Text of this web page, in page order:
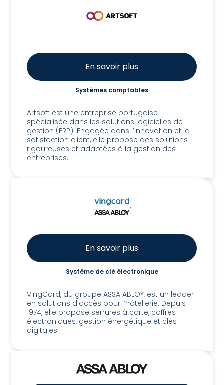
En savoir plus
Systèmes comptables
Artsoft est une entreprise portugaise
spécialisée dans les solutions logicielles de
gestion (ERP). Engagée dans l’innovation et la
satisfaction client, elle propose des solutions
rigoureuses et adaptées à la gestion des
entreprises.
En savoir plus
Système de clé électronique
VingCard, du groupe ASSA ABLOY, est un leader
en solutions d’accès pour l’hôtellerie. Depuis
1974, elle propose serrures à carte, coffres
électroniques, gestion énergétique et clés
digitales.